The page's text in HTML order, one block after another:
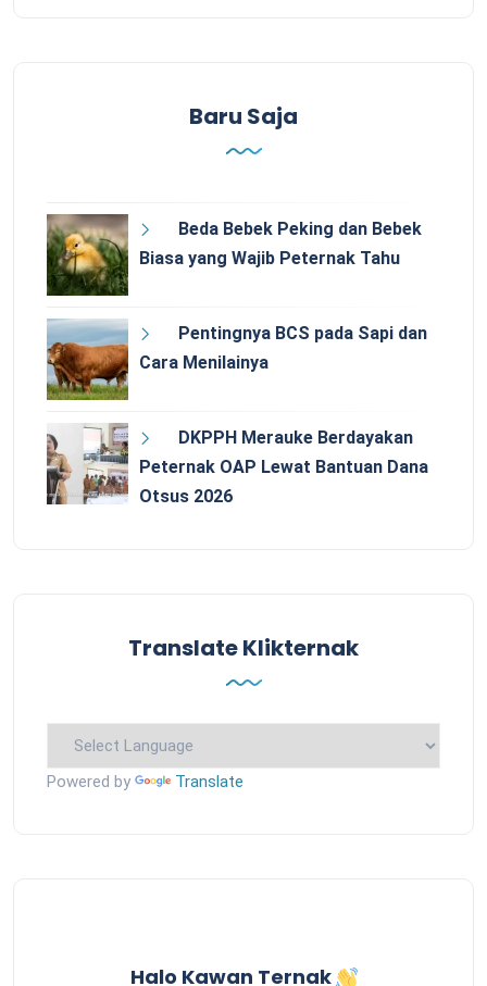
Baru Saja
Beda Bebek Peking dan Bebek
Biasa yang Wajib Peternak Tahu
Pentingnya BCS pada Sapi dan
Cara Menilainya
DKPPH Merauke Berdayakan
Peternak OAP Lewat Bantuan Dana
Otsus 2026
Translate Klikternak
Powered by Translate
Halo Kawan Ternak